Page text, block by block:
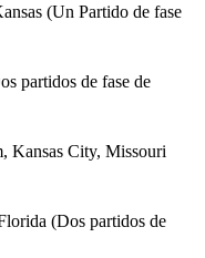
(Un Partido de fase
partidos de fase de
Kansas City, Missouri
(Dos partidos de